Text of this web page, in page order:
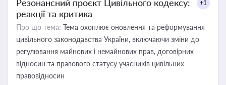
Резонансний проєкт Цивільного кодексу:
реакції та критика
+1
Про що тема: Тема охоплює оновлення та реформування
цивільного законодавства України, включаючи зміни до
регулювання майнових і немайнових прав, договірних
відносин та правового статусу учасників цивільних
правовідносин